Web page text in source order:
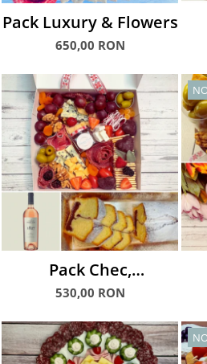
Pack Luxury & Flowers
650,00 RON
Pack Chec,
Charcuterie & Wine
530,00 RON